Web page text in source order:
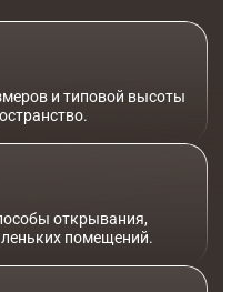
и типовой высоты
открывания,
помещений.